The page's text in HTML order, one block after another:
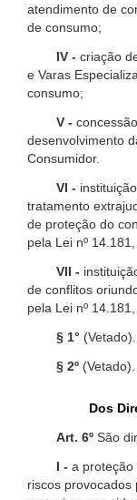
atendimento de
de consumo;
IV - criação
e Varas
consumo;
V -
desenvolvimento
Consumidor.
VI -
tratamento
de proteção do
pela Lei nº
VII -
de conflitos
pela Lei nº
§ 1° (Vetado).
§ 2º (Vetado).
Dos
Art. 6º São
I - a proteção
riscos